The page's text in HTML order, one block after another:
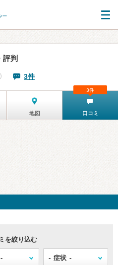
評判
3件
地図 口コミ
3件
を絞り込む